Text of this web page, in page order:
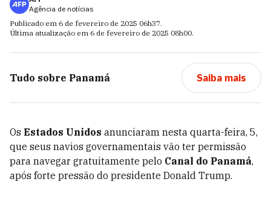
Agência de notícias
Publicado em 6 de fevereiro de 2025 06h37.
Última atualização em 6 de fevereiro de 2025 08h00.
Tudo sobre Panamá Saiba mais
Os Estados Unidos anunciaram nesta quarta-feira, 5,
que seus navios governamentais vão ter permissão
para navegar gratuitamente pelo Canal do Panamá,
após forte pressão do presidente Donald Trump.